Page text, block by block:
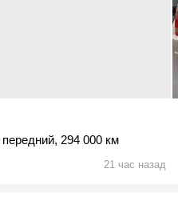
передний, 294 000 км
21 час назад